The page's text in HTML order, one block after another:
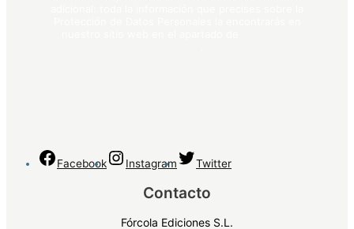
Facebook Instagram Twitter
Contacto
Fórcola Ediciones S.L.